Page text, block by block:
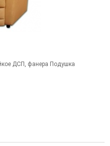
ДСП, фанера Подушка